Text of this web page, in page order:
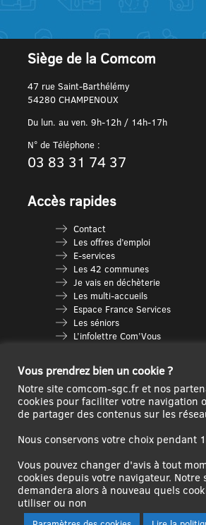
Siège de la Comcom
47 rue Saint-Barthélémy
54280 CHAMPENOUX
Du lun. au ven. 9h-12h / 14h-17h
N° de Téléphone :
03 83 31 74 37
Accès rapides
Contact
Les offres d’emploi
E-services
Les 42 communes
Je vais en déchèterie
Les multi-accueils
Espace France Services
Les séniors
L’infolettre Com’Vous
Ce site internet a été cofinancé par l’Union
Européen de Développement Régional à
Vous prendrez bien un cookie ?
Notre site comcom-sgc.fr et nos
cookies pour faciliter votre navigation
de partager des contenus sur les
Nous conservons votre choix pendant
Vous pouvez changer d'avis à tout
cookies depuis votre navigateur. Notre
demandera alors à nouveau quels
utiliser ou non